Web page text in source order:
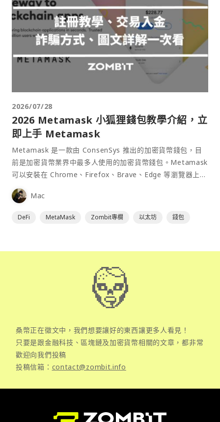
2026/07/28
2026 Metamask 小狐狸錢包教學介紹，立
即上手 Metamask
Metamask 是一款由 ConsenSys 推出的加密貨幣錢包，目
前是加密貨幣業界中最多人使用的加密貨幣錢包。Metamask
可以安裝在 Chrome、Firefox、Brave、Edge 等瀏覽器上作
為插件使用，具備許多功能且使用上非常方便。
Mac
DeFi MetaMask Zombit專欄 以太坊 錢包
桑幣正在徵文中，我們想要讓好的東西讓更多人看見！
只要是跟金融科技、區塊鏈及加密貨幣相關的文章，都非常
歡迎向我們投稿
投稿信箱： contact@zombit.info